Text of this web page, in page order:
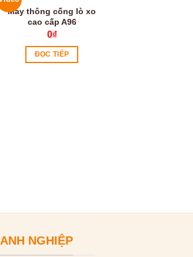
Máy thông cống lò xo
cao cấp A96
0₫
ĐỌC TIẾP
NGHIỆP